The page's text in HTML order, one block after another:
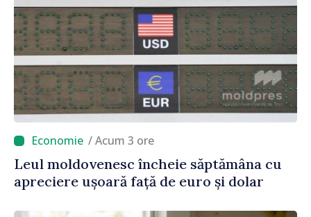
/ Acum 3 ore
Leul moldovenesc încheie săptămâna cu
apreciere ușoară față de euro și dolar